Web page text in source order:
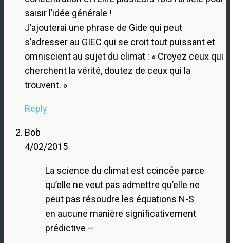
saisir l’idée générale !
J’ajouterai une phrase de Gide qui peut
s’adresser au GIEC qui se croit tout puissant et
omniscient au sujet du climat : « Croyez ceux qui
cherchent la vérité, doutez de ceux qui la
trouvent. »
Reply
Bob
4/02/2015
La science du climat est coincée parce
qu’elle ne veut pas admettre qu’elle ne
peut pas résoudre les équations N-S
en aucune manière significativement
prédictive –